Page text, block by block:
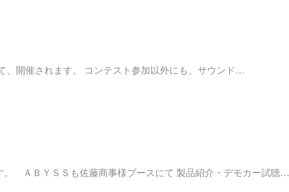
、開催されます。 コンテスト参加以外にも、サウンド…
ＡＢＹＳＳも佐藤商事様ブースにて 製品紹介・デモカー試聴…